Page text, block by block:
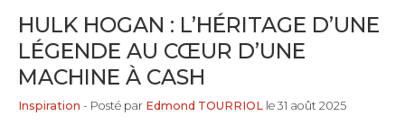
HULK HOGAN : L’HÉRITAGE D’UNE
LÉGENDE AU CŒUR D’UNE
MACHINE À CASH
Inspiration - Posté par Edmond TOURRIOL le 31 août 2025